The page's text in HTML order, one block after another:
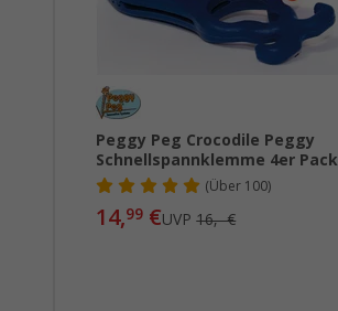
Peggy Peg Crocodile Peggy
Schnellspannklemme 4er Pack
(Über 100)
14,99 €UVP16,- €